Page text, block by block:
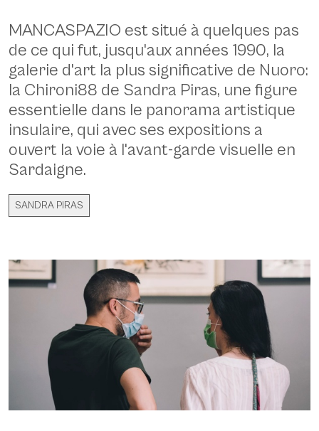
Description
MANCASPAZIO est situé à quelques pas
de ce qui fut, jusqu'aux années 1990, la
galerie d'art la plus significative de Nuoro:
la Chironi88 de Sandra Piras, une figure
essentielle dans le panorama artistique
insulaire, qui avec ses expositions a
ouvert la voie à l'avant-garde visuelle en
Sardaigne.
SANDRA PIRAS